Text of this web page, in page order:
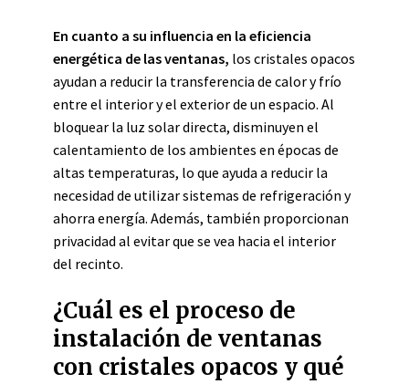
En cuanto a su influencia en la eficiencia
energética de las ventanas, los cristales opacos
ayudan a reducir la transferencia de calor y frío
entre el interior y el exterior de un espacio. Al
bloquear la luz solar directa, disminuyen el
calentamiento de los ambientes en épocas de
altas temperaturas, lo que ayuda a reducir la
necesidad de utilizar sistemas de refrigeración y
ahorra energía. Además, también proporcionan
privacidad al evitar que se vea hacia el interior
del recinto.
¿Cuál es el proceso de
instalación de ventanas
con cristales opacos y qué